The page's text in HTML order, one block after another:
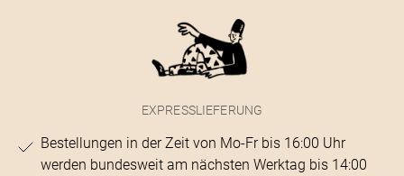
EXPRESSLIEFERUNG
Bestellungen in der Zeit von Mo-Fr bis 16:00 Uhr
werden bundesweit am nächsten Werktag bis 14:00